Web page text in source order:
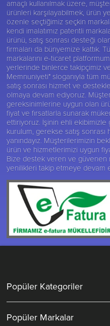
amaçlı kullanılmak üzere,
ürünleri karşılayabilmek, ürün
özenle seçtiğimiz seçkin
kendi imalatımız patentli
ürünü, satış sonrası desteği
firmaları da bünyemize kattık.
markalarını e-ticaret
yerlerinde binlerce takipçimiz
Memnuniyeti" sloganıyla tüm
satış sonrası hizmet ve
olmaya devam ediyoruz.
gereksinimlerine uygun olan
fiyat ve fırsatlarla sunarak
ettiriyoruz. İşinin ehli ekibimizle
kurulum, gerekse satış
yanındayız. Müşterilerimizin
ürün ve hizmetlerimizi uygun
Bize destek veren ve
yenilikleri takip etmeye devam
Popüler Kategoriler
Popüler Markalar